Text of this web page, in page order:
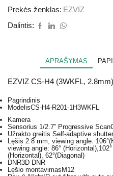
Prekės ženklas: EZVIZ
Dalintis:
APRAŠYMAS
EZVIZ CS-H4 (3WKFL,
Pagrindinis
ModelisCS-H4-R201-1H3WKFL
Kamera
Sensorius 1/2.7” Progressive
Užrakto greitis Self-adaptive shutter
Lęšis 2.8 mm, viewing angle:
viewing angle: 86°
(Horizontal), 62°(Diagonal)
DNR3D DNR
Lęšio montavimasM12